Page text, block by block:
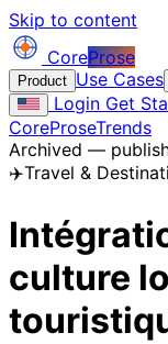
Skip to content
CoreProse
Product Use Cases
Login Get
CoreProseTrends
Archived —
✈️Travel &
culture